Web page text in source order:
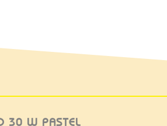
30 W PASTEL